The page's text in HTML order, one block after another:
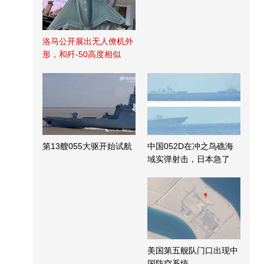
洛马公开展出无人僚机外
形，和歼-50高度相似
第13艘055大驱开始试航
中国052D在冲之鸟礁海
域实弹射击，日本急了
美国第五舰队门口出现中